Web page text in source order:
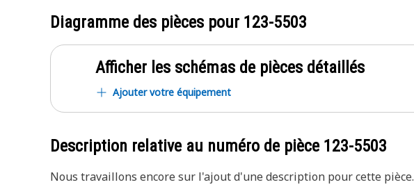
Diagramme des pièces pour 123-5503
Afficher les schémas de pièces détaillés
Ajouter votre équipement
Description relative au numéro de pièce 123-5503
Nous travaillons encore sur l'ajout d'une description pour cette pièce.